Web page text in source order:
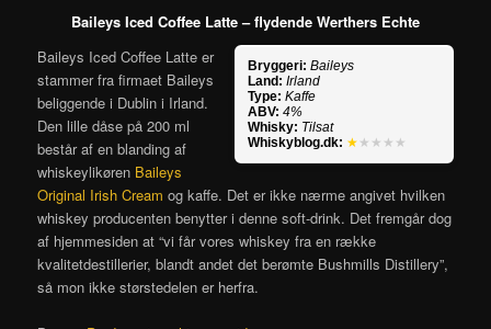
Baileys Iced Coffee Latte – flydende Werthers Echte
Bryggeri: Baileys
Land: Irland
Type: Kaffe
ABV: 4%
Whisky: Tilsat
Whiskyblog.dk: ★ ★★★★
Baileys Iced Coffee Latte er
stammer fra firmaet Baileys
beliggende i Dublin i Irland.
Den lille dåse på 200 ml
består af en blanding af
whiskeylikøren Baileys
Original Irish Cream og kaffe. Det er ikke nærme angivet hvilken
whiskey producenten benytter i denne soft-drink. Det fremgår dog
af hjemmesiden at “vi får vores whiskey fra en række
kvalitetdestillerier, blandt andet det berømte Bushmills Distillery”,
så mon ikke størstedelen er herfra.